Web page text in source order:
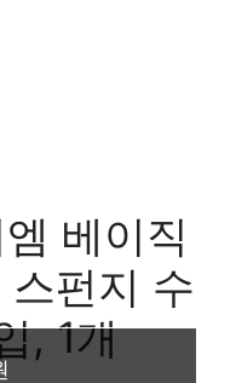
베이직
펀지 수
, 1개